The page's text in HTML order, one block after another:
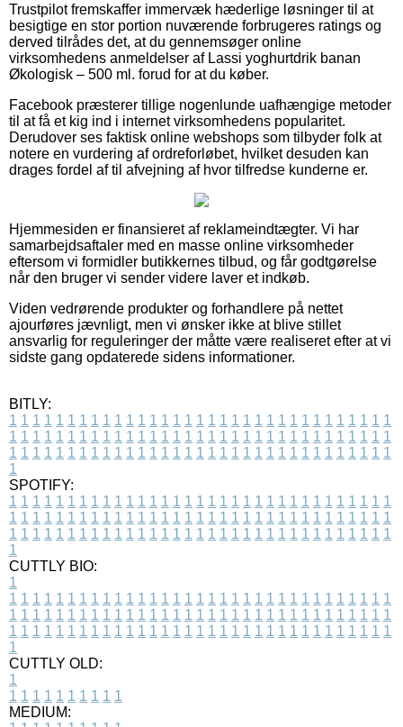
Trustpilot fremskaffer immervæk hæderlige løsninger til at
besigtige en stor portion nuværende forbrugeres ratings og
derved tilrådes det, at du gennemsøger online
virksomhedens anmeldelser af Lassi yoghurtdrik banan
Økologisk – 500 ml. forud for at du køber.
Facebook præsterer tillige nogenlunde uafhængige metoder
til at få et kig ind i internet virksomhedens popularitet.
Derudover ses faktisk online webshops som tilbyder folk at
notere en vurdering af ordreforløbet, hvilket desuden kan
drages fordel af til afvejning af hvor tilfredse kunderne er.
Hjemmesiden er finansieret af reklameindtægter. Vi har
samarbejdsaftaler med en masse online virksomheder
eftersom vi formidler butikkernes tilbud, og får godtgørelse
når den bruger vi sender videre laver et indkøb.
Viden vedrørende produkter og forhandlere på nettet
ajourføres jævnligt, men vi ønsker ikke at blive stillet
ansvarlig for reguleringer der måtte være realiseret efter at vi
sidste gang opdaterede sidens informationer.
BITLY:
1 1 1 1 1 1 1 1 1 1 1 1 1 1 1 1 1 1 1 1 1 1 1 1 1 1 1 1 1 1 1 1 1
1 1 1 1 1 1 1 1 1 1 1 1 1 1 1 1 1 1 1 1 1 1 1 1 1 1 1 1 1 1 1 1 1
1 1 1 1 1 1 1 1 1 1 1 1 1 1 1 1 1 1 1 1 1 1 1 1 1 1 1 1 1 1 1 1 1
1
SPOTIFY:
1 1 1 1 1 1 1 1 1 1 1 1 1 1 1 1 1 1 1 1 1 1 1 1 1 1 1 1 1 1 1 1 1
1 1 1 1 1 1 1 1 1 1 1 1 1 1 1 1 1 1 1 1 1 1 1 1 1 1 1 1 1 1 1 1 1
1 1 1 1 1 1 1 1 1 1 1 1 1 1 1 1 1 1 1 1 1 1 1 1 1 1 1 1 1 1 1 1 1
1
CUTTLY BIO:
1
1 1 1 1 1 1 1 1 1 1 1 1 1 1 1 1 1 1 1 1 1 1 1 1 1 1 1 1 1 1 1 1 1
1 1 1 1 1 1 1 1 1 1 1 1 1 1 1 1 1 1 1 1 1 1 1 1 1 1 1 1 1 1 1 1 1
1 1 1 1 1 1 1 1 1 1 1 1 1 1 1 1 1 1 1 1 1 1 1 1 1 1 1 1 1 1 1 1 1
1
CUTTLY OLD:
1
1 1 1 1 1 1 1 1 1 1
MEDIUM: